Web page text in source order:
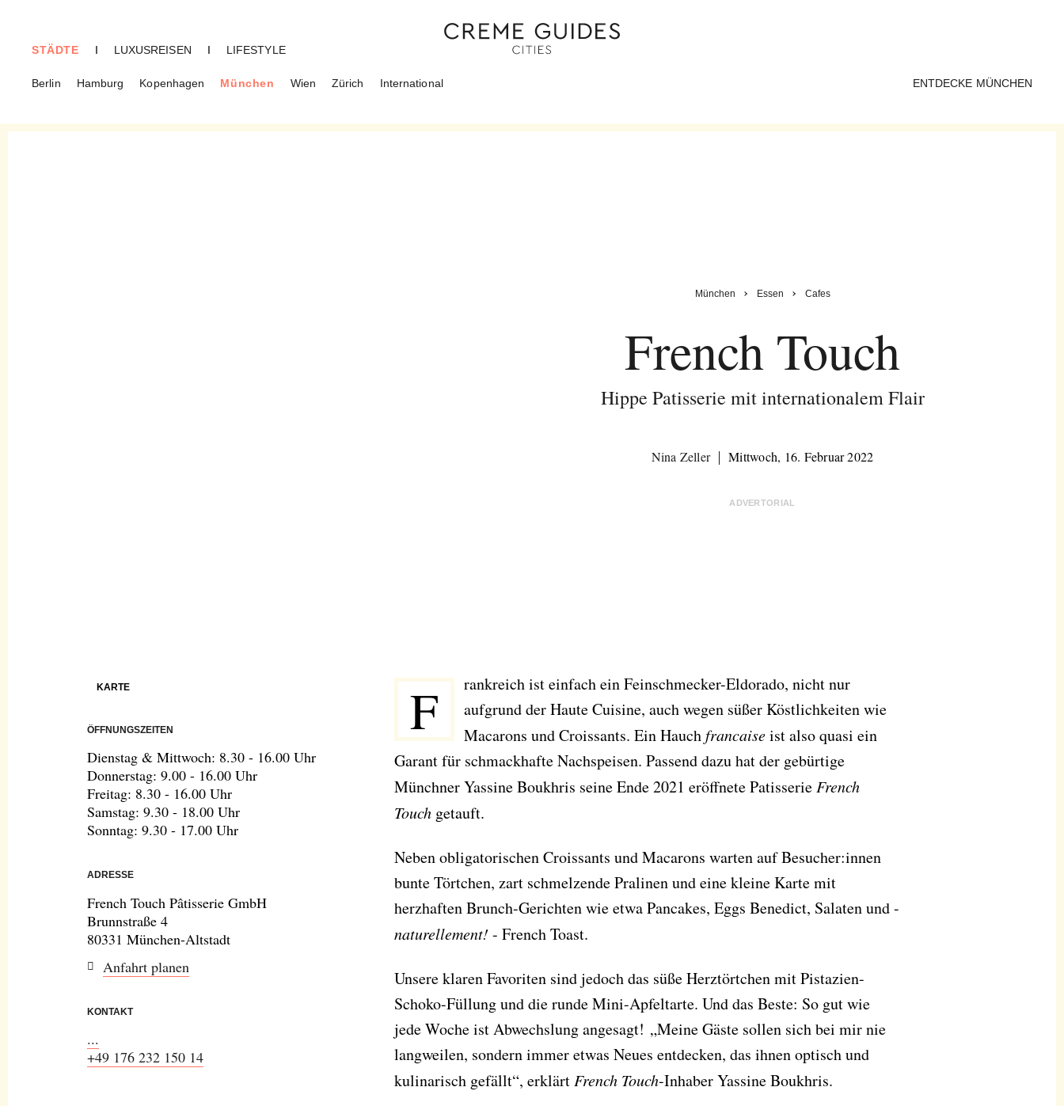
STÄDTE
Berlin Hamburg Kopenhagen München Wien Zürich International
I LUXUSREISEN I LIFESTYLE
ENTDECKE MÜNCHEN
München Essen Cafes
French Touch
Hippe Patisserie mit internationalem Flair
Nina Zeller Mittwoch, 16. Februar 2022
ADVERTORIAL
KARTE
ÖFFNUNGSZEITEN
Dienstag & Mittwoch: 8.30 - 16.00 Uhr
Donnerstag: 9.00 - 16.00 Uhr
Freitag: 8.30 - 16.00 Uhr
Samstag: 9.30 - 18.00 Uhr
Sonntag: 9.30 - 17.00 Uhr
ADRESSE
French Touch Pâtisserie GmbH
Brunnstraße 4
80331 München-Altstadt
Anfahrt planen
KONTAKT
...
+49 176 232 150 14
F
rankreich ist einfach ein Feinschmecker-Eldorado, nicht nur
aufgrund der Haute Cuisine, auch wegen süßer Köstlichkeiten wie
Macarons und Croissants. Ein Hauchfrancaiseist also quasi ein
Garant für schmackhafte Nachspeisen. Passend dazu hat der gebürtige
Münchner Yassine Boukhris seine Ende 2021 eröffnete Patisserie French
Touch getauft.
Neben obligatorischen Croissants und Macarons warten auf Besucher:innen
bunte Törtchen, zart schmelzende Pralinen und eine kleine Karte mit
herzhaften Brunch-Gerichten wie etwa Pancakes, Eggs Benedict, Salaten und -
naturellement! - French Toast.
Unsere klaren Favoriten sind jedoch das süße Herztörtchen mit Pistazien-
Schoko-Füllung und die runde Mini-Apfeltarte. Und das Beste: So gut wie
jede Woche ist Abwechslung angesagt! „Meine Gäste sollen sich bei mir nie
langweilen, sondern immer etwas Neues entdecken, das ihnen optisch und
kulinarisch gefällt“, erklärt French Touch-Inhaber Yassine Boukhris.